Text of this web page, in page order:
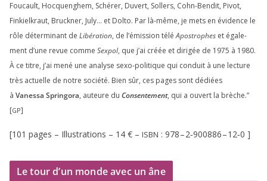
Foucault, Hocquenghem, Schérer, Duvert, Sollers, Cohn-Bendit, Pivot,
Finkielkraut, Bruckner, July… et Dolto. Par là-même, je mets en évi­dence le
rôle déter­mi­nant de Libération, de l’émission téléApostrophes et éga­le­
ment d’une revue comme Sexpol, que j’ai créée et diri­gée de 1975 à 1980.
À ce titre, j’ai mené une ana­lyse sexo-poli­tique qui conduit à une lec­ture
très actuelle de notre socié­té. Bien sûr, ces pages sont dédiées
à Vanessa Springora, auteure du Consentement, qui a ouvert la brèche.”
[GP]
[101 pages – Illustrations – 14 € – ISBN : 978–2‑900886–12‑0 ]
Le tour d’un monde avec un âne